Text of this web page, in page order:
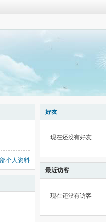
个人资料
好友
现在还没有好友
最近访客
现在还没有访客